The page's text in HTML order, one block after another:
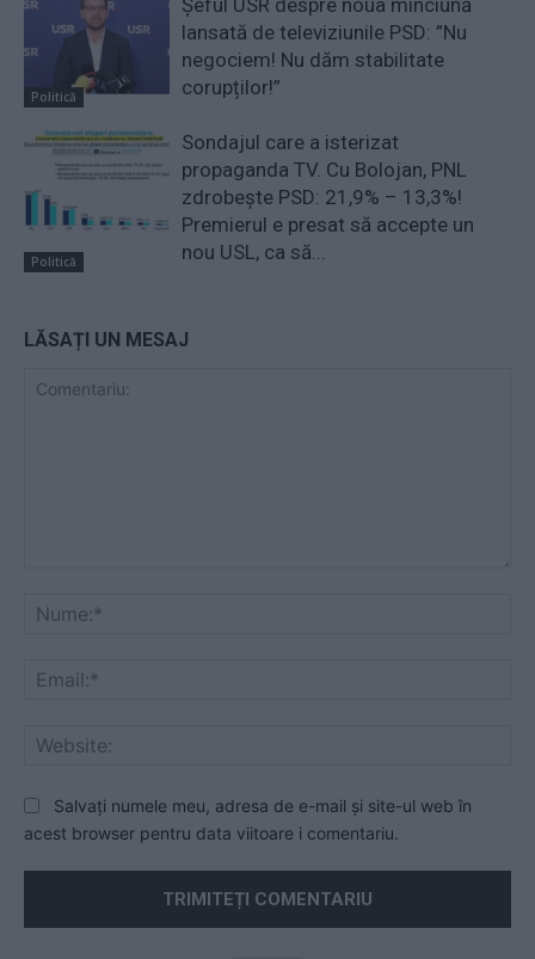
Politică
Șeful USR despre noua minciună
lansată de televiziunile PSD: ”Nu
negociem! Nu dăm stabilitate
corupților!”
Politică
Sondajul care a isterizat
propaganda TV. Cu Bolojan, PNL
zdrobește PSD: 21,9% – 13,3%!
Premierul e presat să accepte un
nou USL, ca să...
LĂSAȚI UN MESAJ
Salvați numele meu, adresa de e-mail și site-ul web în
acest browser pentru data viitoare i comentariu.